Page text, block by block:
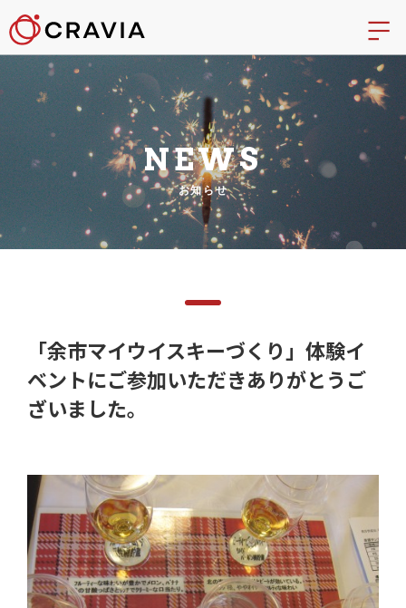
NEWS
お知らせ
「余市マイウイスキーづくり」体験イ
ベントにご参加いただきありがとうご
ざいました。